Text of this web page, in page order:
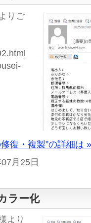
りご
復・複製”の詳細は »
月25日
ラー化
より